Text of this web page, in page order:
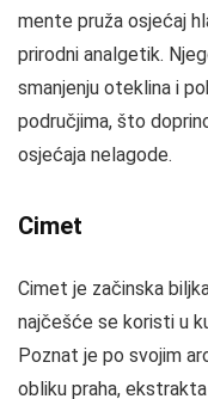
mente pruža osjećaj
prirodni analgetik.
smanjenju oteklina i
područjima, što
osjećaja nelagode.
Cimet
Cimet je začinska
najčešće se koristi u
Poznat je po svojim
obliku praha,